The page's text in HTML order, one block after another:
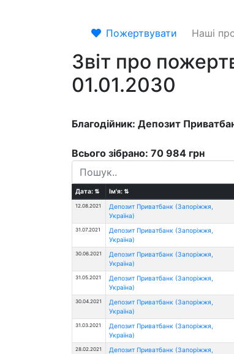
Пожертвувати Наші
Звіт про
01.01.2030
Благодійник: Депозит
Всього зібрано: 70 984 грн
Дата:⇅ Ім'я:⇅
12.08.2021
Депозит Приватбанк (Запоріжжя,
Україна)
31.07.2021
Депозит Приватбанк (Запоріжжя,
Україна)
30.06.2021
Депозит Приватбанк (Запоріжжя,
Україна)
31.05.2021
Депозит Приватбанк (Запоріжжя,
Україна)
30.04.2021
Депозит Приватбанк (Запоріжжя,
Україна)
31.03.2021
Депозит Приватбанк (Запоріжжя,
Україна)
28.02.2021
Депозит Приватбанк (Запоріжжя,